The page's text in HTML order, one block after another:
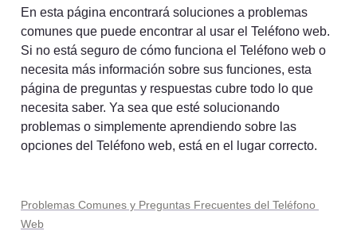
En esta página encontrará soluciones a problemas
comunes que puede encontrar al usar el Teléfono web.
Si no está seguro de cómo funciona el Teléfono web o
necesita más información sobre sus funciones, esta
página de preguntas y respuestas cubre todo lo que
necesita saber. Ya sea que esté solucionando
problemas o simplemente aprendiendo sobre las
opciones del Teléfono web, está en el lugar correcto.
Problemas Comunes y Preguntas Frecuentes del Teléfono
Web